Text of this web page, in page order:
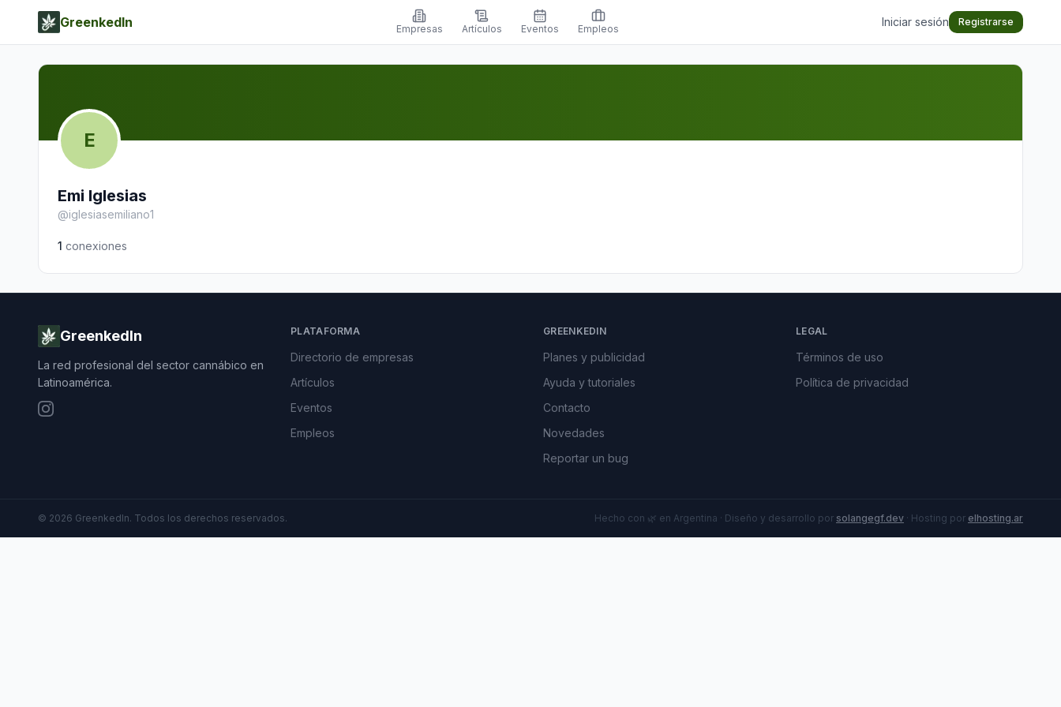
GreenkedIn Empresas Artículos Eventos Empleos
Iniciar sesión Registrarse
E
Emi Iglesias
@iglesiasemiliano1
1 conexiones
GreenkedIn
La red profesional del sector cannábico en
Latinoamérica.
PLATAFORMA
Directorio de empresas
Artículos
Eventos
Empleos
GREENKEDIN
Planes y publicidad
Ayuda y tutoriales
Contacto
Novedades
Reportar un bug
LEGAL
Términos de uso
Política de privacidad
© 2026 GreenkedIn. Todos los derechos reservados. Hecho con 🌿 en Argentina · Diseño y desarrollo por solangegf.dev · Hosting por elhosting.ar